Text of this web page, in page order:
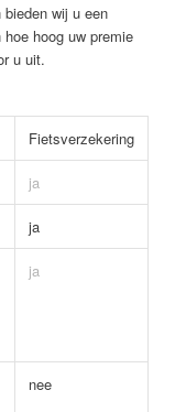
wij u een
hoog uw premie
u uit.
Fietsverzekering
ja
ja
ja
nee